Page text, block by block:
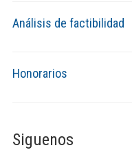
Análisis de factibilidad
Honorarios
Siguenos